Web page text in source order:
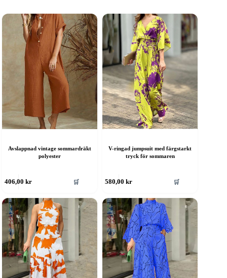
Avslappnad vintage sommardräkt
polyester
406,00kr 🛒
V-ringad jumpsuit med färgstarkt
tryck för sommaren
580,00kr 🛒